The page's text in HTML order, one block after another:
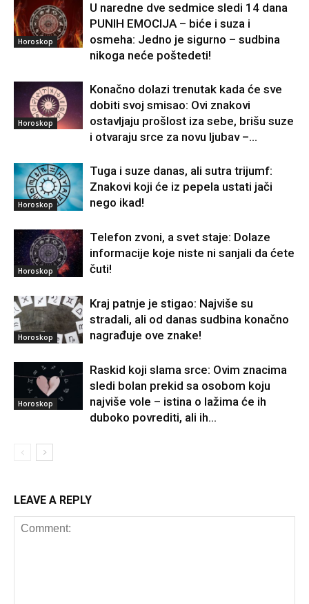
Horoskop
U naredne dve sedmice sledi 14 dana
PUNIH EMOCIJA – biće i suza i
osmeha: Jedno je sigurno – sudbina
nikoga neće poštedeti!
Horoskop
Konačno dolazi trenutak kada će sve
dobiti svoj smisao: Ovi znakovi
ostavljaju prošlost iza sebe, brišu suze
i otvaraju srce za novu ljubav –...
Horoskop
Tuga i suze danas, ali sutra trijumf:
Znakovi koji će iz pepela ustati jači
nego ikad!
Horoskop
Telefon zvoni, a svet staje: Dolaze
informacije koje niste ni sanjali da ćete
čuti!
Horoskop
Kraj patnje je stigao: Najviše su
stradali, ali od danas sudbina konačno
nagrađuje ove znake!
Horoskop
Raskid koji slama srce: Ovim znacima
sledi bolan prekid sa osobom koju
najviše vole – istina o lažima će ih
duboko povrediti, ali ih...
LEAVE A REPLY